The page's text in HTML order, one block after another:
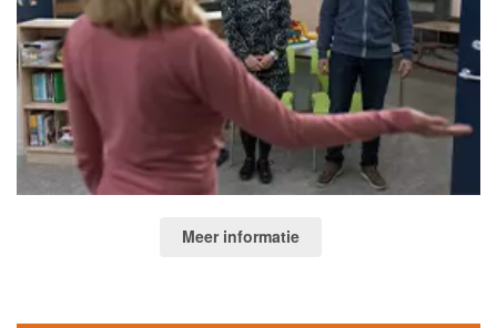
Meer informatie